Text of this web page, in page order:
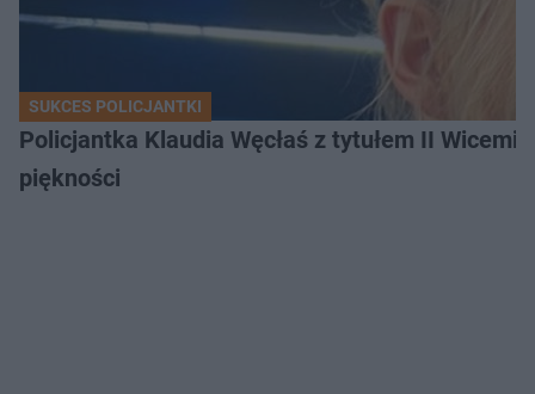
SUKCES POLICJANTKI
Policjantka Klaudia Węcłaś z tytułem II
piękności